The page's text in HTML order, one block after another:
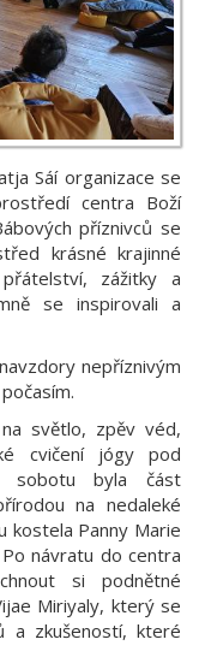
Sáí organizace se
centra Boží
příznivců se
krásné krajinné
zážitky a
se inspirovali a
nepříznivým
světlo, zpěv véd,
cvičení jógy pod
sobotu byla část
na nedaleké
kostela Panny Marie
návratu do centra
si podnětné
Miriyaly, který se
a zkušeností, které